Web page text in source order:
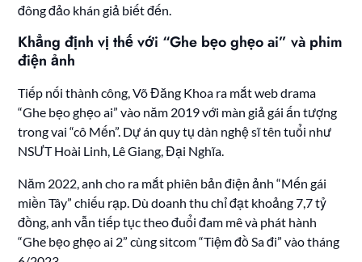
đông đảo khán giả biết đến.
Khẳng định vị thế với “Ghe bẹo ghẹo ai” và phim
điện ảnh
Tiếp nối thành công, Võ Đăng Khoa ra mắt web drama
“Ghe bẹo ghẹo ai” vào năm 2019 với màn giả gái ấn tượng
trong vai “cô Mến”. Dự án quy tụ dàn nghệ sĩ tên tuổi như
NSƯT Hoài Linh, Lê Giang, Đại Nghĩa.
Năm 2022, anh cho ra mắt phiên bản điện ảnh “Mến gái
miền Tây” chiếu rạp. Dù doanh thu chỉ đạt khoảng 7,7 tỷ
đồng, anh vẫn tiếp tục theo đuổi đam mê và phát hành
“Ghe bẹo ghẹo ai 2” cùng sitcom “Tiệm đồ Sa đi” vào tháng